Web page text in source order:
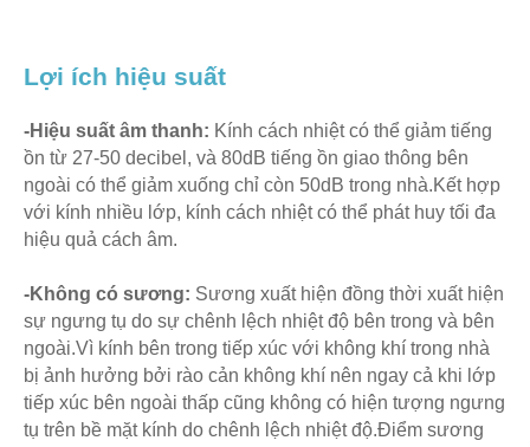
Lợi ích hiệu suất
-Hiệu suất âm thanh: Kính cách nhiệt có thể giảm tiếng
ồn từ 27-50 decibel, và 80dB tiếng ồn giao thông bên
ngoài có thể giảm xuống chỉ còn 50dB trong nhà.Kết hợp
với kính nhiều lớp, kính cách nhiệt có thể phát huy tối đa
hiệu quả cách âm.
-Không có sương: Sương xuất hiện đồng thời xuất hiện
sự ngưng tụ do sự chênh lệch nhiệt độ bên trong và bên
ngoài.Vì kính bên trong tiếp xúc với không khí trong nhà
bị ảnh hưởng bởi rào cản không khí nên ngay cả khi lớp
tiếp xúc bên ngoài thấp cũng không có hiện tượng ngưng
tụ trên bề mặt kính do chênh lệch nhiệt độ.Điểm sương